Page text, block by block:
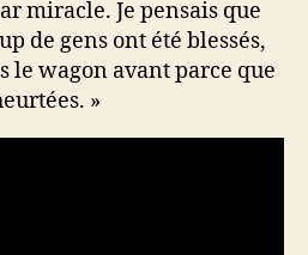
miracle. Je pensais que
de gens ont été blessés,
wagon avant parce que
»